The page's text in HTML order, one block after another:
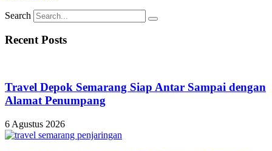
Search
Recent Posts
Travel Depok Semarang Siap Antar Sampai dengan
Alamat Penumpang
6 Agustus 2026